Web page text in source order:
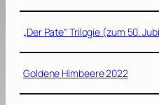
„Der Pate“ Trilogie (zum 50.
Goldene Himbeere 2022